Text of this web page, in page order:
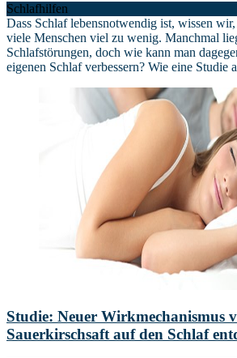
Schlafhilfen
Dass Schlaf lebensnotwendig ist, wissen
viele Menschen viel zu wenig. Manchmal
Schlafstörungen, doch wie kann man
eigenen Schlaf verbessern? Wie eine Studie
Studie: Neuer Wirkmechanismus
Sauerkirschsaft auf den Schlaf